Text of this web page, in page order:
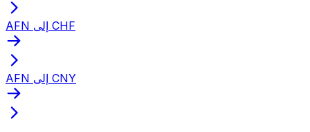
AFN إلى CHF
AFN إلى CNY